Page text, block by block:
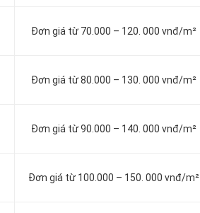
Đơn giá từ 70.000 – 120. 000 vnđ/m²
Đơn giá từ 80.000 – 130. 000 vnđ/m²
Đơn giá từ 90.000 – 140. 000 vnđ/m²
Đơn giá từ 100.000 – 150. 000 vnđ/m²